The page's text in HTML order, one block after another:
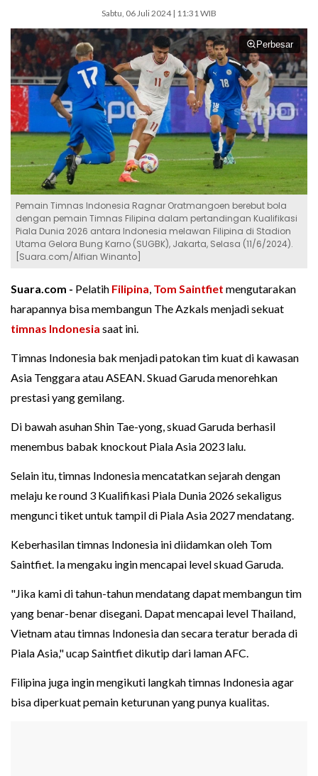
Sabtu, 06 Juli 2024 | 11:31 WIB
Perbesar
Pemain Timnas Indonesia Ragnar Oratmangoen berebut bola
dengan pemain Timnas Filipina dalam pertandingan Kualifikasi
Piala Dunia 2026 antara Indonesia melawan Filipina di Stadion
Utama Gelora Bung Karno (SUGBK), Jakarta, Selasa (11/6/2024).
[Suara.com/Alfian Winanto]
Suara.com - Pelatih Filipina, Tom Saintfiet mengutarakan
harapannya bisa membangun The Azkals menjadi sekuat
timnas Indonesia saat ini.
Timnas Indonesia bak menjadi patokan tim kuat di kawasan
Asia Tenggara atau ASEAN. Skuad Garuda menorehkan
prestasi yang gemilang.
Di bawah asuhan Shin Tae-yong, skuad Garuda berhasil
menembus babak knockout Piala Asia 2023 lalu.
Selain itu, timnas Indonesia mencatatkan sejarah dengan
melaju ke round 3 Kualifikasi Piala Dunia 2026 sekaligus
mengunci tiket untuk tampil di Piala Asia 2027 mendatang.
Keberhasilan timnas Indonesia ini diidamkan oleh Tom
Saintfiet. Ia mengaku ingin mencapai level skuad Garuda.
"Jika kami di tahun-tahun mendatang dapat membangun tim
yang benar-benar disegani. Dapat mencapai level Thailand,
Vietnam atau timnas Indonesia dan secara teratur berada di
Piala Asia," ucap Saintfiet dikutip dari laman AFC.
Filipina juga ingin mengikuti langkah timnas Indonesia agar
bisa diperkuat pemain keturunan yang punya kualitas.